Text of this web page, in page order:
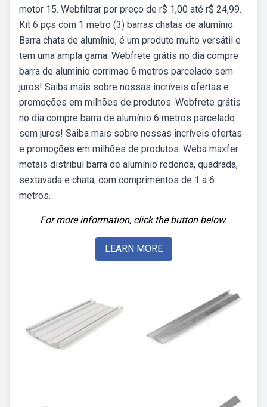
motor 15. Webfiltrar por preço de r$ 1,00 até r$ 24,99.
Kit 6 pçs com 1 metro (3) barras chatas de alumínio.
Barra chata de alumínio, é um produto muito versátil e
tem uma ampla gama. Webfrete grátis no dia compre
barra de aluminio corrimao 6 metros parcelado sem
juros! Saiba mais sobre nossas incríveis ofertas e
promoções em milhões de produtos. Webfrete grátis
no dia compre barra de alumínio 6 metros parcelado
sem juros! Saiba mais sobre nossas incríveis ofertas
e promoções em milhões de produtos. Weba maxfer
metais distribui barra de alumínio redonda, quadrada,
sextavada e chata, com comprimentos de 1 a 6
metros.
For more information, click the button below.
LEARN MORE